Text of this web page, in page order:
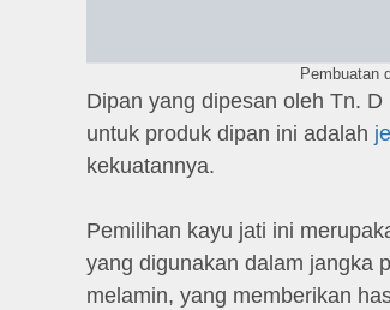
Pembuatan
Dipan yang dipesan oleh Tn.
untuk produk dipan ini adalah
kekuatannya.
Pemilihan kayu jati ini
yang digunakan dalam jangka
melamin, yang memberikan